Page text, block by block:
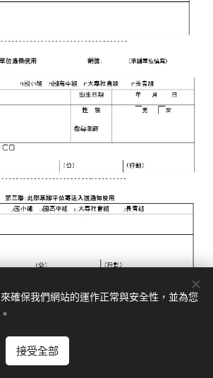
提供技術支援
確保我們網站的運作正常與安全性，並為您
接受全部